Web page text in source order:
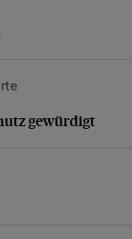
gewürdigt
gewürdigt